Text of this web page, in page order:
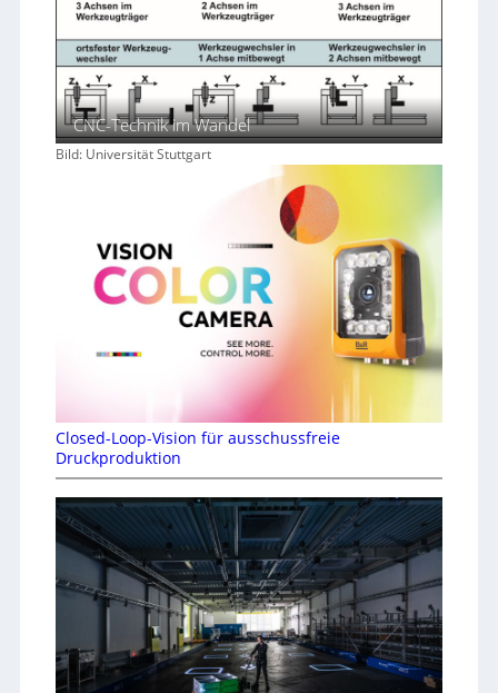
CNC-Technik im Wandel
Bild: Universität Stuttgart
Closed-Loop-Vision für ausschussfreie
Druckproduktion